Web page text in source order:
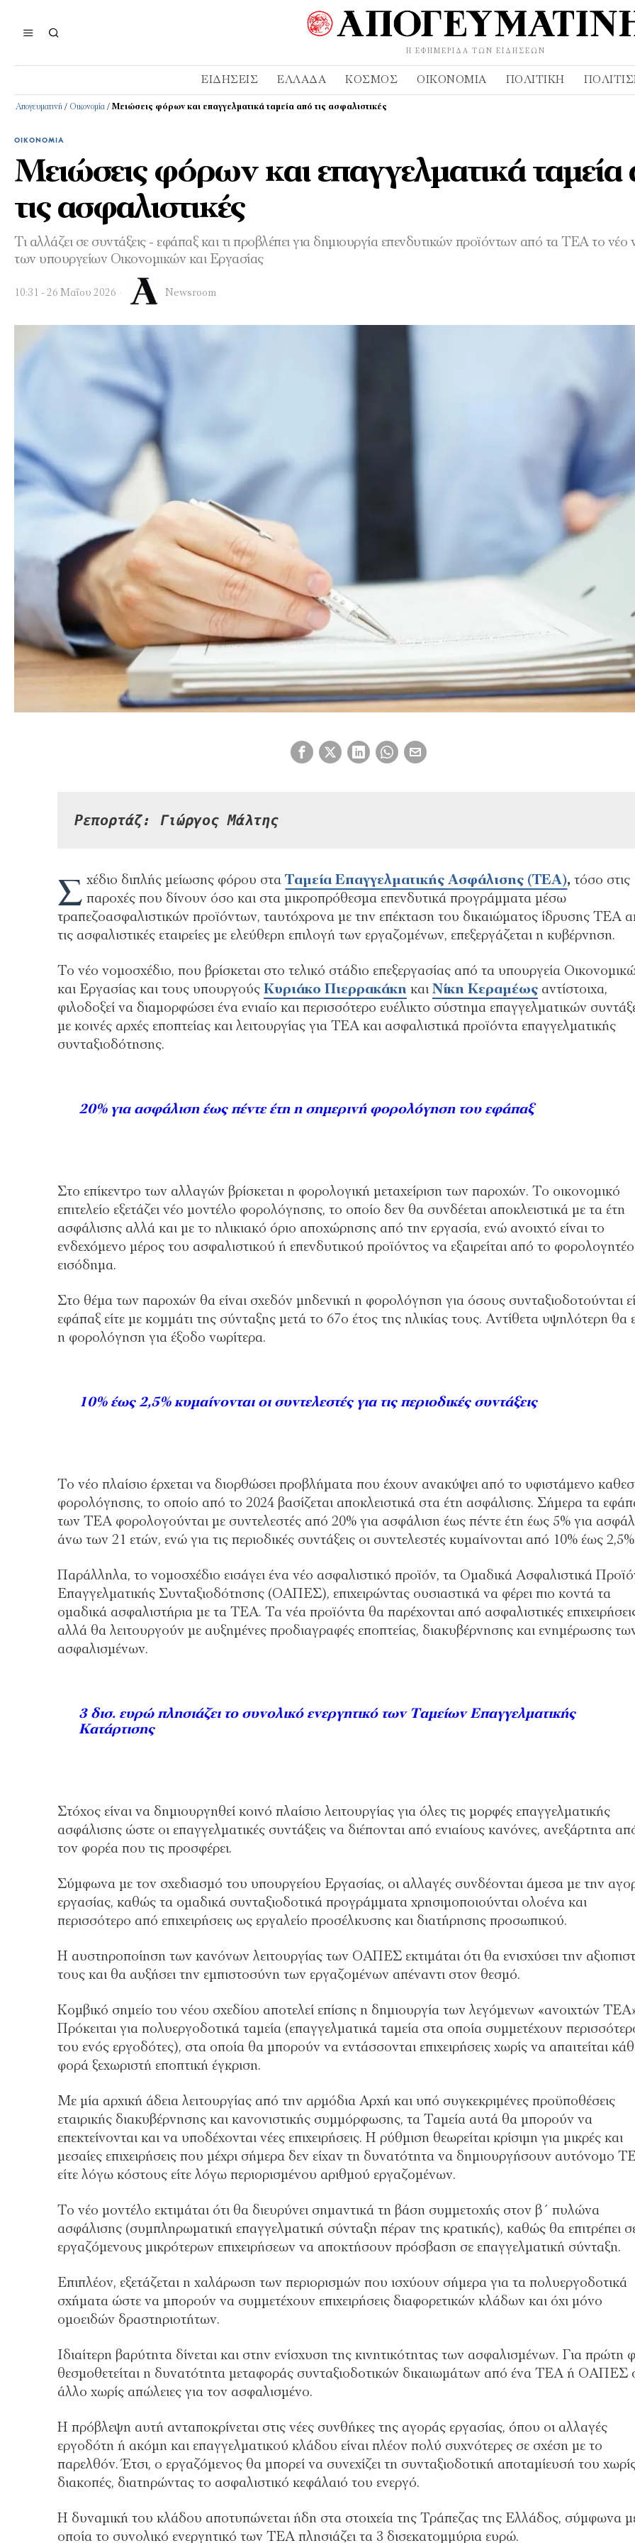
Η ΕΦΗΜΕΡΊΔΑ ΤΩΝ ΕΙΔΉΣΕΩΝ
ΕΙΔΉΣΕΙΣ ΕΛΛΆΔΑ ΚΌΣΜΟΣ ΟΙΚΟΝΟΜΊΑ ΠΟΛΙΤΙΚΉ
Απογευματινή / Οικονομία / Μειώσεις φόρων και επαγγελματικά ταμεία από τις ασφαλιστικές
ΟΙΚΟΝΟΜΊΑ
Μειώσεις φόρων και επαγγελματικά ταμεία
τις ασφαλιστικές
Τι αλλάζει σε συντάξεις - εφάπαξ και τι προβλέπει για δημιουργία επενδυτικών προϊόντων από τα ΤΕΑ το νέο
των υπουργείων Οικονομικών και Εργασίας
10:31 - 26 Μαΐου 2026 Newsroom
Ρεπορτάζ: Γιώργος Μάλτης
Σ χέδιο διπλής μείωσης φόρου σταΤαμεία Επαγγελματικής Ασφάλισης (ΤΕΑ), τόσο στις
παροχές που δίνουν όσο και στα μικροπρόθεσμα επενδυτικά προγράμματα μέσω
τραπεζοασφαλιστικών προϊόντων, ταυτόχρονα με την επέκταση του δικαιώματος ίδρυσης ΤΕΑ
τις ασφαλιστικές εταιρείες με ελεύθερη επιλογή των εργαζομένων, επεξεργάζεται η κυβέρνηση.
Το νέο νομοσχέδιο, που βρίσκεται στο τελικό στάδιο επεξεργασίας από τα υπουργεία
και Εργασίας και τους υπουργούς Κυριάκο Πιερρακάκη και Νίκη Κεραμέωςαντίστοιχα,
φιλοδοξεί να διαμορφώσει ένα ενιαίο και περισσότερο ευέλικτο σύστημα επαγγελματικών
με κοινές αρχές εποπτείας και λειτουργίας για ΤΕΑ και ασφαλιστικά προϊόντα επαγγελματικής
συνταξιοδότησης.
20% για ασφάλιση έως πέντε έτη η σημερινή φορολόγηση του εφάπαξ
Στο επίκεντρο των αλλαγών βρίσκεται η φορολογική μεταχείριση των παροχών. Το οικονομικό
επιτελείο εξετάζει νέο μοντέλο φορολόγησης, το οποίο δεν θα συνδέεται αποκλειστικά με τα έτη
ασφάλισης αλλά και με το ηλικιακό όριο αποχώρησης από την εργασία, ενώ ανοιχτό είναι το
ενδεχόμενο μέρος του ασφαλιστικού ή επενδυτικού προϊόντος να εξαιρείται από το φορολογητέο
εισόδημα.
Στο θέμα των παροχών θα είναι σχεδόν μηδενική η φορολόγηση για όσους συνταξιοδοτούνται
εφάπαξ είτε με κομμάτι της σύνταξης μετά το 67ο έτος της ηλικίας τους. Αντίθετα υψηλότερη θα
η φορολόγηση για έξοδο νωρίτερα.
10% έως 2,5% κυμαίνονται οι συντελεστές για τις περιοδικές συντάξεις
Το νέο πλαίσιο έρχεται να διορθώσει προβλήματα που έχουν ανακύψει από το υφιστάμενο
φορολόγησης, το οποίο από το 2024 βασίζεται αποκλειστικά στα έτη ασφάλισης. Σήμερα τα
των ΤΕΑ φορολογούνται με συντελεστές από 20% για ασφάλιση έως πέντε έτη έως 5% για
άνω των 21 ετών, ενώ για τις περιοδικές συντάξεις οι συντελεστές κυμαίνονται από 10% έως
Παράλληλα, το νομοσχέδιο εισάγει ένα νέο ασφαλιστικό προϊόν, τα Ομαδικά Ασφαλιστικά
Επαγγελματικής Συνταξιοδότησης (ΟΑΠΕΣ), επιχειρώντας ουσιαστικά να φέρει πιο κοντά τα
ομαδικά ασφαλιστήρια με τα ΤΕΑ. Τα νέα προϊόντα θα παρέχονται από ασφαλιστικές
αλλά θα λειτουργούν με αυξημένες προδιαγραφές εποπτείας, διακυβέρνησης και ενημέρωσης
ασφαλισμένων.
3 δισ. ευρώ πλησιάζει το συνολικό ενεργητικό των Ταμείων Επαγγελματικής
Κατάρτισης
Στόχος είναι να δημιουργηθεί κοινό πλαίσιο λειτουργίας για όλες τις μορφές επαγγελματικής
ασφάλισης ώστε οι επαγγελματικές συντάξεις να διέπονται από ενιαίους κανόνες, ανεξάρτητα
τον φορέα που τις προσφέρει.
Σύμφωνα με τον σχεδιασμό του υπουργείου Εργασίας, οι αλλαγές συνδέονται άμεσα με την
εργασίας, καθώς τα ομαδικά συνταξιοδοτικά προγράμματα χρησιμοποιούνται ολοένα και
περισσότερο από επιχειρήσεις ως εργαλείο προσέλκυσης και διατήρησης προσωπικού.
Η αυστηροποίηση των κανόνων λειτουργίας των ΟΑΠΕΣ εκτιμάται ότι θα ενισχύσει την
τους και θα αυξήσει την εμπιστοσύνη των εργαζομένων απέναντι στον θεσμό.
Κομβικό σημείο του νέου σχεδίου αποτελεί επίσης η δημιουργία των λεγόμενων «ανοιχτών
Πρόκειται για πολυεργοδοτικά ταμεία (επαγγελματικά ταμεία στα οποία συμμετέχουν
του ενός εργοδότες), στα οποία θα μπορούν να εντάσσονται επιχειρήσεις χωρίς να απαιτείται
φορά ξεχωριστή εποπτική έγκριση.
Με μία αρχική άδεια λειτουργίας από την αρμόδια Αρχή και υπό συγκεκριμένες προϋποθέσεις
εταιρικής διακυβέρνησης και κανονιστικής συμμόρφωσης, τα Ταμεία αυτά θα μπορούν να
επεκτείνονται και να υποδέχονται νέες επιχειρήσεις. Η ρύθμιση θεωρείται κρίσιμη για μικρές και
μεσαίες επιχειρήσεις που μέχρι σήμερα δεν είχαν τη δυνατότητα να δημιουργήσουν αυτόνομο
είτε λόγω κόστους είτε λόγω περιορισμένου αριθμού εργαζομένων.
Το νέο μοντέλο εκτιμάται ότι θα διευρύνει σημαντικά τη βάση συμμετοχής στον β΄ πυλώνα
ασφάλισης (συμπληρωματική επαγγελματική σύνταξη πέραν της κρατικής), καθώς θα επιτρέπει
εργαζόμενους μικρότερων επιχειρήσεων να αποκτήσουν πρόσβαση σε επαγγελματική σύνταξη.
Επιπλέον, εξετάζεται η χαλάρωση των περιορισμών που ισχύουν σήμερα για τα πολυεργοδοτικά
σχήματα ώστε να μπορούν να συμμετέχουν επιχειρήσεις διαφορετικών κλάδων και όχι μόνο
ομοειδών δραστηριοτήτων.
Ιδιαίτερη βαρύτητα δίνεται και στην ενίσχυση της κινητικότητας των ασφαλισμένων. Για πρώτη
θεσμοθετείται η δυνατότητα μεταφοράς συνταξιοδοτικών δικαιωμάτων από ένα ΤΕΑ ή ΟΑΠΕΣ
άλλο χωρίς απώλειες για τον ασφαλισμένο.
Η πρόβλεψη αυτή ανταποκρίνεται στις νέες συνθήκες της αγοράς εργασίας, όπου οι αλλαγές
εργοδότη ή ακόμη και επαγγελματικού κλάδου είναι πλέον πολύ συχνότερες σε σχέση με το
παρελθόν. Έτσι, ο εργαζόμενος θα μπορεί να συνεχίζει τη συνταξιοδοτική αποταμίευσή του
διακοπές, διατηρώντας το ασφαλιστικό κεφάλαιό του ενεργό.
Η δυναμική του κλάδου αποτυπώνεται ήδη στα στοιχεία της Τράπεζας της Ελλάδος, σύμφωνα
οποία το συνολικό ενεργητικό των ΤΕΑ πλησιάζει τα 3 δισεκατομμύρια ευρώ.